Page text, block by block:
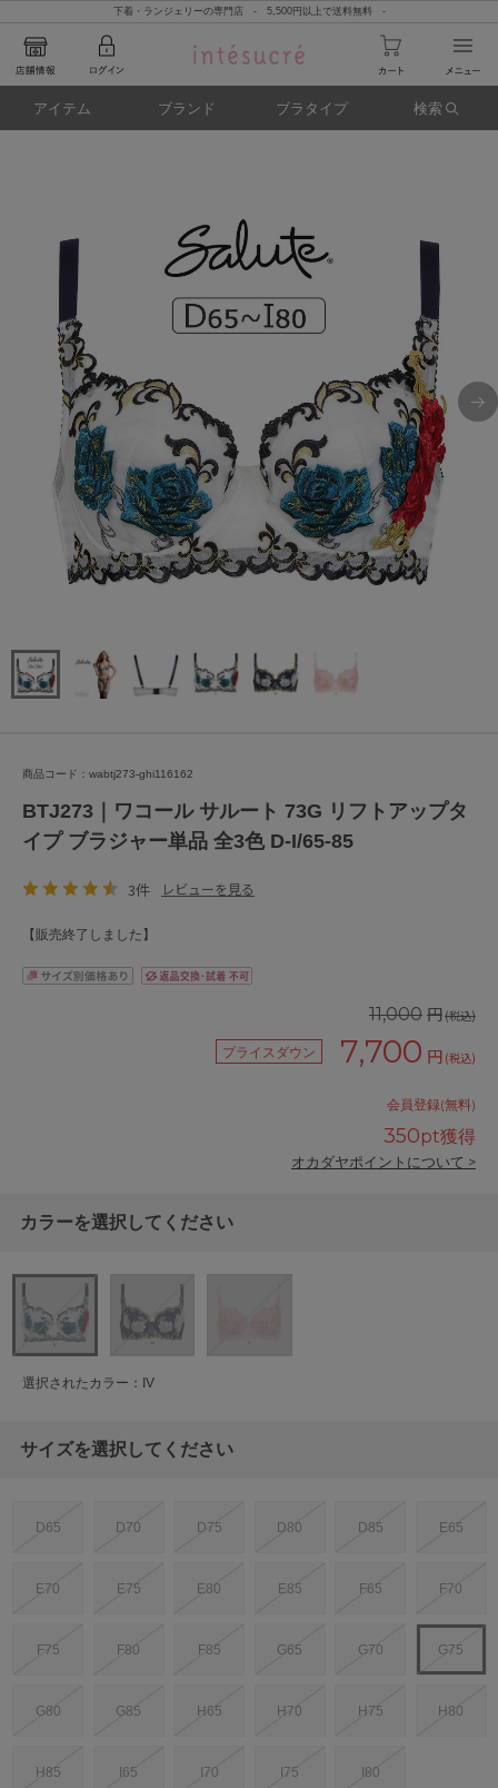
下着・ランジェリーの専門店 - 5,500円以上で送料無料 -
アイテム ブランド ブラタイプ 検索
商品コード：wabtj273-ghi116162
BTJ273｜ワコール サルート 73G リフトアップタ
イプ ブラジャー単品 全3色 D-I/65-85
3件 レビューを見る
【販売終了しました】
11,000 円(税込)
プライスダウン 7,700 円 (税込)
会員登録(無料)
350pt獲得
オカダヤポイントについて >
カラーを選択してください
選択されたカラー：IV
サイズを選択してください
D65 D70 D75 D80 D85 E65
E70 E75 E80 E85 F65 F70
F75 F80 F85 G65 G70 G75
G80 G85 H65 H70 H75 H80
H85 I65 I70 I75 I80